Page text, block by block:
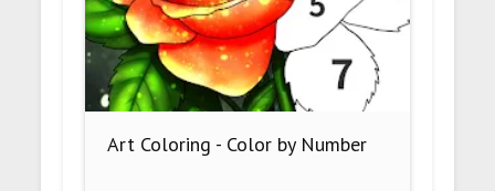
Art Coloring - Color by Number